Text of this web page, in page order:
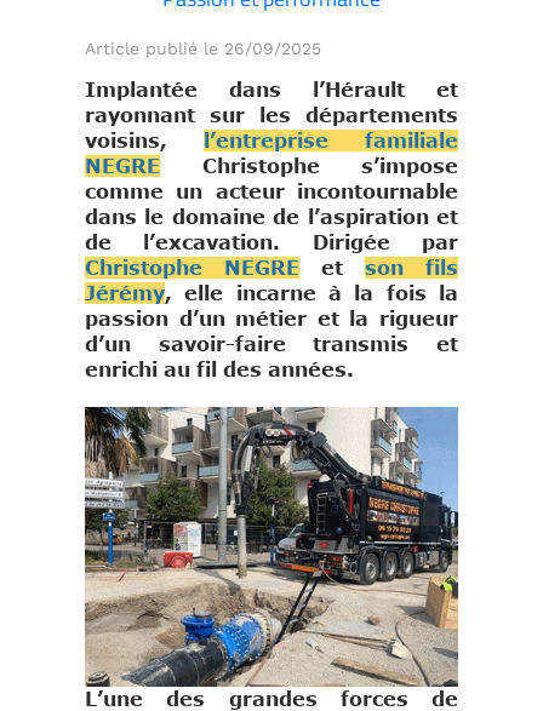
Article publié le 26/09/2025
Implantée dans l’Hérault et
rayonnant sur les départements
voisins,
l’entreprise familiale
NEGRE Christophe s’impose
comme un acteur incontournable
dans le domaine de l’aspiration et
de l’excavation. Dirigée par
Christophe NEGRE et son fils
Jérémy, elle incarne à la fois la
passion d’un métier et la rigueur
d’un savoir-faire transmis et
enrichi au fil des années.
L’une des grandes forces de